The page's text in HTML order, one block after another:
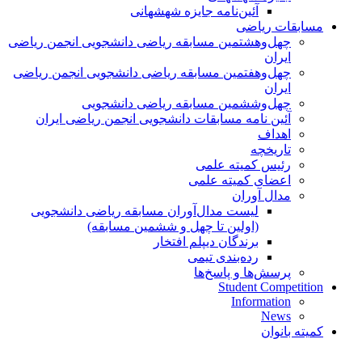
آئین‌نامه جایزه شهشهانی
مسابقات ریاضی
چهل‌و‌هشتمین مسابقه ریاضی دانشجویی انجمن ریاضی
ایران
چهل‌و‌هفتمین مسابقه ریاضی دانشجویی انجمن ریاضی
ایران
چهل‌و‌ششمین مسابقه ریاضی دانشجویی
آئین نامه مسابقات دانشجویی انجمن ریاضی ایران
اهداف
تاریخچه
رئیس کمیته علمی
اعضای کمیته علمی
مدال آوران
لیست مدال‌آوران مسابقه ریاضی دانشجویی
(اولین تا چهل‌ و ششمین مسابقه)
برندگان دیپلم افتخار
رده‌بندی تیمی
پرسش‌ها و پاسخ‌ها
Student Competition
Information
News
کمیته بانوان